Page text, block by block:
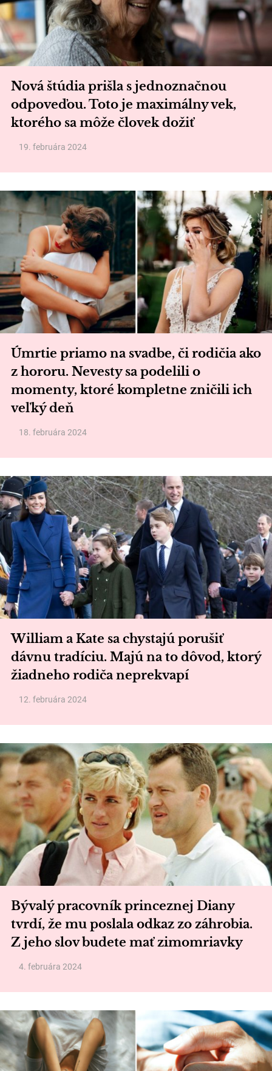
Nová štúdia prišla s jednoznačnou
odpoveďou. Toto je maximálny vek,
ktorého sa môže človek dožiť
19. februára 2024
Úmrtie priamo na svadbe, či rodičia ako
z hororu. Nevesty sa podelili o
momenty, ktoré kompletne zničili ich
veľký deň
18. februára 2024
William a Kate sa chystajú porušiť
dávnu tradíciu. Majú na to dôvod, ktorý
žiadneho rodiča neprekvapí
12. februára 2024
Bývalý pracovník princeznej Diany
tvrdí, že mu poslala odkaz zo záhrobia.
Z jeho slov budete mať zimomriavky
4. februára 2024